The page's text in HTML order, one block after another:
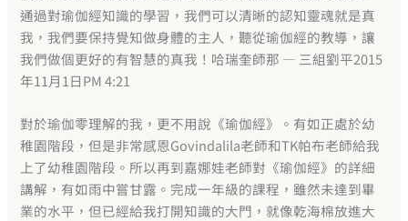
通過對瑜伽經知識的學習，我們可以清晰的認知靈魂就是真
我，我們要保持覺知做身體的主人，聽從瑜伽經的教導，讓
我們做個更好的有智慧的真我！哈瑞奎師那 — 三組劉平2015
年11月1日PM 4:21
對於瑜伽零理解的我，更不用說《瑜伽經》。有如正處於幼
稚園階段，但是非常感恩Govindalila老師和TK帕布老師給我
上了幼稚園階段。所以再到嘉娜娃老師對《瑜伽經》的詳細
講解，有如雨中嘗甘露。完成一年級的課程，雖然未達到畢
業的水平，但已經給我打開知識的大門，就像乾海棉放進大